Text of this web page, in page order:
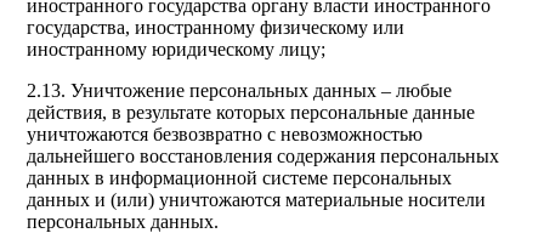
иностранного государства органу власти иностранного
государства, иностранному физическому или
иностранному юридическому лицу;
2.13. Уничтожение персональных данных – любые
действия, в результате которых персональные данные
уничтожаются безвозвратно с невозможностью
дальнейшего восстановления содержания персональных
данных в информационной системе персональных
данных и (или) уничтожаются материальные носители
персональных данных.